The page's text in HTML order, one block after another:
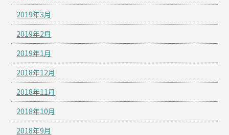
2019年3月
2019年2月
2019年1月
2018年12月
2018年11月
2018年10月
2018年9月